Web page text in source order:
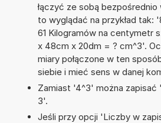
łączyć ze sobą
to wyglądać na przykład tak:
61 Kilogramów na centymetr
x 48cm x 20dm = ? cm^3'.
miary połączone w ten
siebie i mieć sens w danej
Zamiast '4^3' można
3'.
Jeśli przy opcji 'Liczby w